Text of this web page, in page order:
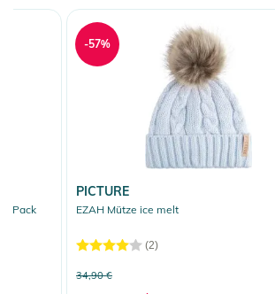
Pack
PICTURE
EZAH Mütze ice melt
(2)
34,90 €
-57%